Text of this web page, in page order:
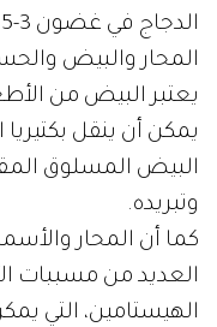
الدجاج في غضون 3-5 أيام.
المحار والبيض
يعتبر البيض من
يمكن أن ينقل
وتبريده.
كما أن المحار
العديد من مسببات
الهيستامين، التي